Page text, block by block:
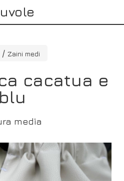
Zaini medi
cacatua e
blu
media